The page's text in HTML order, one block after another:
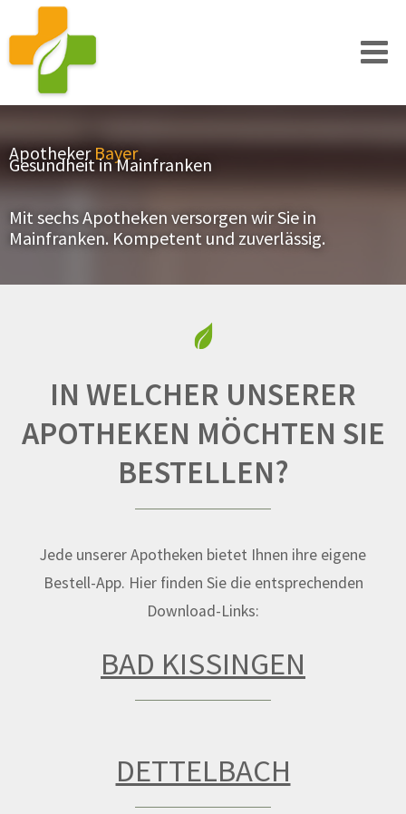
Apotheker Bayer
Gesundheit in Mainfranken
Mit sechs Apotheken versorgen wir Sie in
Mainfranken. Kompetent und zuverlässig.
IN WELCHER UNSERER
APOTHEKEN MÖCHTEN SIE
BESTELLEN?
Jede unserer Apotheken bietet Ihnen ihre eigene
Bestell-App. Hier finden Sie die entsprechenden
Download-Links:
BAD KISSINGEN
DETTELBACH